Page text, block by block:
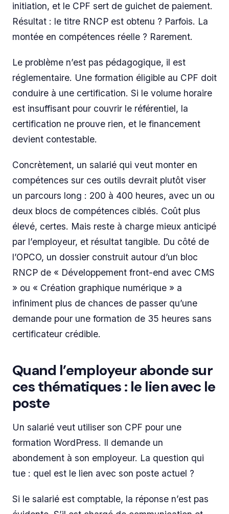
initiation, et le CPF sert de guichet de paiement.
Résultat : le titre RNCP est obtenu ? Parfois. La
montée en compétences réelle ? Rarement.
Le problème n’est pas pédagogique, il est
réglementaire. Une formation éligible au CPF doit
conduire à une certification. Si le volume horaire
est insuffisant pour couvrir le référentiel, la
certification ne prouve rien, et le financement
devient contestable.
Concrètement, un salarié qui veut monter en
compétences sur ces outils devrait plutôt viser
un parcours long : 200 à 400 heures, avec un ou
deux blocs de compétences ciblés. Coût plus
élevé, certes. Mais reste à charge mieux anticipé
par l’employeur, et résultat tangible. Du côté de
l’OPCO, un dossier construit autour d’un bloc
RNCP de « Développement front-end avec CMS
» ou « Création graphique numérique » a
infiniment plus de chances de passer qu’une
demande pour une formation de 35 heures sans
certificateur crédible.
Quand l’employeur abonde sur
ces thématiques : le lien avec le
poste
Un salarié veut utiliser son CPF pour une
formation WordPress. Il demande un
abondement à son employeur. La question qui
tue : quel est le lien avec son poste actuel ?
Si le salarié est comptable, la réponse n’est pas